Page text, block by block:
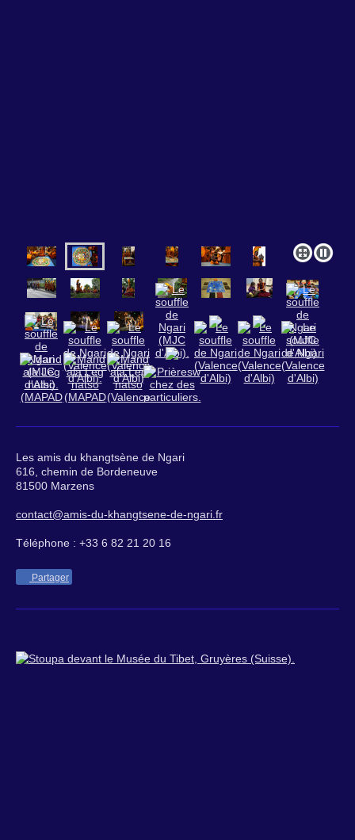
Les amis du khangtsène de Ngari
616, chemin de Bordeneuve
81500 Marzens
contact@amis-du-khangtsene-de-ngari.fr
Téléphone : +33 6 82 21 20 16
Partager